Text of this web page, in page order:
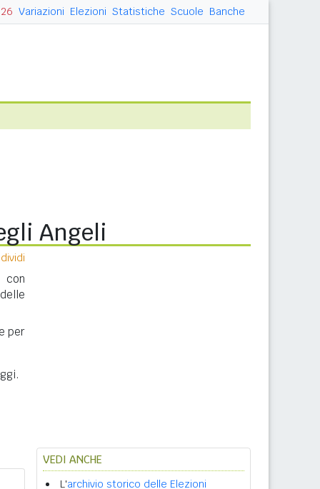
Variazioni Elezioni Statistiche Scuole Banche
Angeli
con
per
VEDI ANCHE
L'archivio storico delle Elezioni